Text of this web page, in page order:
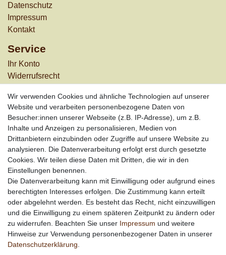
Datenschutz
Impressum
Kontakt
Service
Ihr Konto
Widerrufs­recht
Zahlungsarten
Informationen
Werbung
Links
Vertrag widerrufen
*außer Sonderartikel + Porto; keine Kombination mit
anderen Rabattaktionen
Wir verwenden Cookies und ähnliche Technologien auf unserer
Website und verarbeiten personenbezogene Daten von
Besucher:innen unserer Webseite (z.B. IP-Adresse), um z.B.
Inhalte und Anzeigen zu personalisieren, Medien von
Drittanbietern einzubinden oder Zugriffe auf unsere Website zu
analysieren. Die Datenverarbeitung erfolgt erst durch gesetzte
Cookies. Wir teilen diese Daten mit Dritten, die wir in den
Einstellungen benennen.
Die Datenverarbeitung kann mit Einwilligung oder aufgrund eines
berechtigten Interesses erfolgen. Die Zustimmung kann erteilt
oder abgelehnt werden. Es besteht das Recht, nicht einzuwilligen
und die Einwilligung zu einem späteren Zeitpunkt zu ändern oder
zu widerrufen. Beachten Sie unser Impressum und weitere
Hinweise zur Verwendung personenbezogener Daten in unserer
Daten­schutz­erklärung